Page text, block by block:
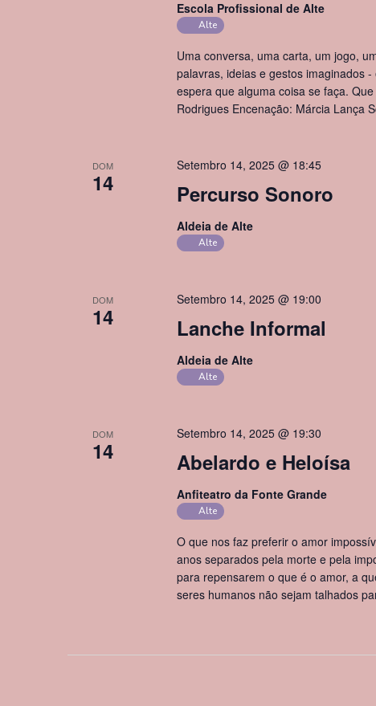
Escola Profissional de Alte
Alte
Uma conversa, uma carta, um jogo,
palavras, ideias e gestos imaginados
espera que alguma coisa se faça.
Rodrigues Encenação: Márcia Lança
DOM
14 Percurso Sonoro
Setembro 14, 2025 @ 18:45
Aldeia de Alte
Alte
DOM
14 Lanche Informal
Setembro 14, 2025 @ 19:00
Aldeia de Alte
Alte
DOM
14 Abelardo e Heloísa
Setembro 14, 2025 @ 19:30
Anfiteatro da Fonte Grande
Alte
O que nos faz preferir o amor
anos separados pela morte e pela
para repensarem o que é o amor, a
seres humanos não sejam talhados